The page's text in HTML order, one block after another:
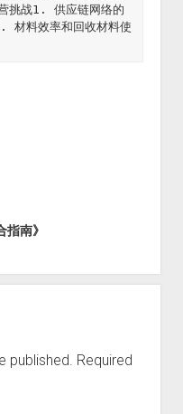
挑战1. 供应链网络的
料效率和回收材料使
南》
published. Required